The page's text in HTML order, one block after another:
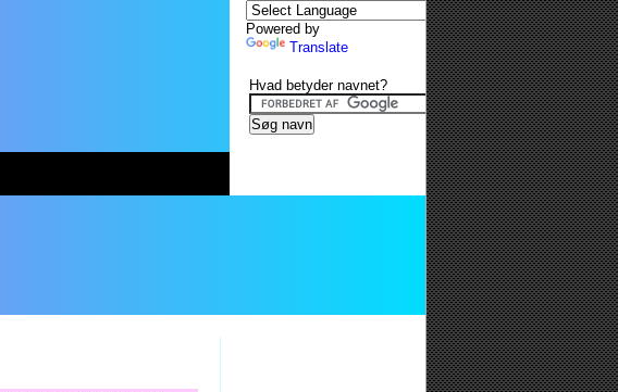
Powered by
Translate
Hvad betyder navnet?